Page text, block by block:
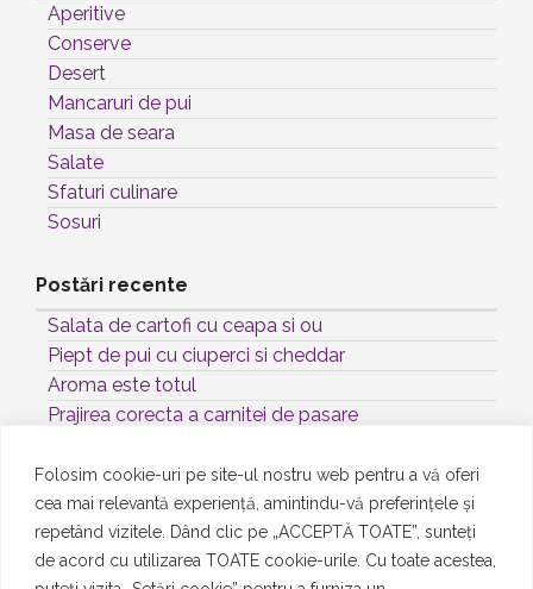
Folosim cookie-uri pe site-ul nostru web pentru a vă oferi
cea mai relevantă experiență, amintindu-vă preferințele și
repetând vizitele. Dând clic pe „ACCEPTĂ TOATE”, sunteți
de acord cu utilizarea TOATE cookie-urile. Cu toate acestea,
Aperitive
Conserve
Desert
Mancaruri de pui
Masa de seara
Salate
Sfaturi culinare
Sosuri
Postări recente
Salata de cartofi cu ceapa si ou
Piept de pui cu ciuperci si cheddar
Aroma este totul
Prajirea corecta a carnitei de pasare
Etichete
ceapa